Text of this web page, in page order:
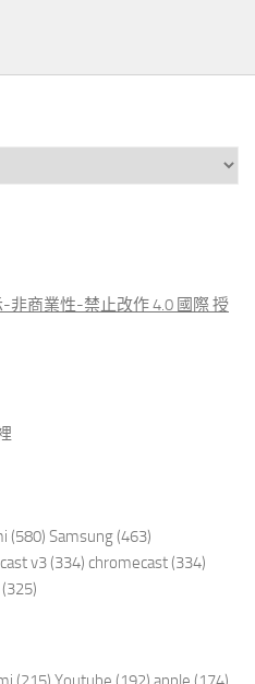
-非商業性-禁止改作 4.0 國際 授
(580) Samsung (463)
v3 (334) chromecast (334)
(325)